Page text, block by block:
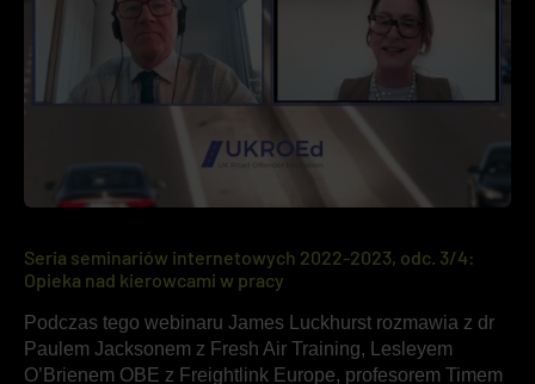
Seria seminariów internetowych 2022-2023, odc. 3/4:
Opieka nad kierowcami w pracy
Podczas tego webinaru James Luckhurst rozmawia z dr
Paulem Jacksonem z Fresh Air Training, Lesleyem
O’Brienem OBE z Freightlink Europe, profesorem Timem